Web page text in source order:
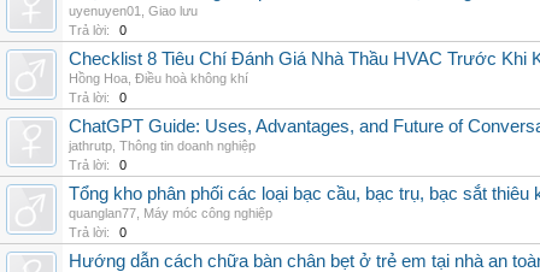
uyenuyen01
Giao lưu
Trả lời:
0
Checklist 8 Tiêu Chí Đánh Giá Nhà Thầu HVAC Trước Khi
Hồng Hoa Điều hoà không khí
Trả lời:
0
ChatGPT Guide: Uses, Advantages, and Future of
jathrutp Thông tin doanh nghiệp
Trả lời:
0
Tổng kho phân phối các loại bạc cầu, bạc trụ, bạc sắt thiêu
quanglan77 Máy móc công nghiệp
Trả lời:
0
Hướng dẫn cách chữa bàn chân bẹt ở trẻ em tại nhà an